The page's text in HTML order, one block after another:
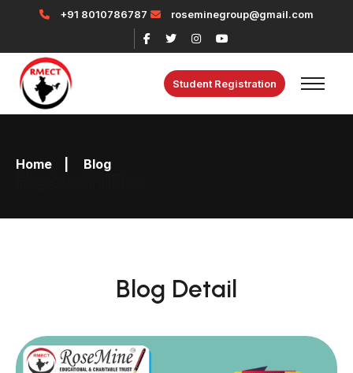
+91 8010786787 roseminegroup@gmail.com
Student Registration
Rosemine
Home Blog
Blog Detail